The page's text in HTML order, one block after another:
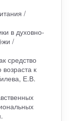
/
в духовно-
/
средство
к
Е.В.